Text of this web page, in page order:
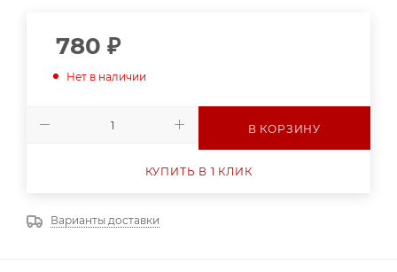
780 ₽
Нет в наличии
В КОРЗИНУ
КУПИТЬ В 1 КЛИК
Варианты доставки